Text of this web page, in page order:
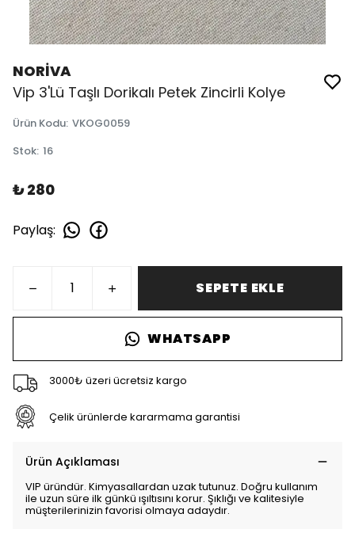
NORİVA
Vip 3'Lü Taşlı Dorikalı Petek Zincirli Kolye
Ürün Kodu: VKOG0059
Stok: 16
₺ 280
Paylaş:
SEPETE EKLE
WHATSAPP
3000₺ üzeri ücretsiz kargo
Çelik ürünlerde kararmama garantisi
Ürün Açıklaması
VIP üründür. Kimyasallardan uzak tutunuz. Doğru kullanım
ile uzun süre ilk günkü ışıltısını korur. Şıklığı ve kalitesiyle
müşterilerinizin favorisi olmaya adaydır.